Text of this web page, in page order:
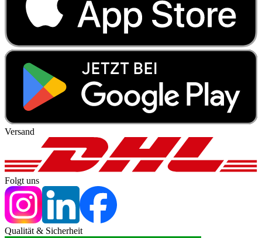
Versand
Folgt uns
Qualität & Sicherheit